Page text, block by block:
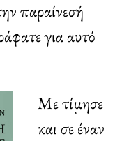
παραίνεσή
για αυτό
Με τίμησε
και σε έναν